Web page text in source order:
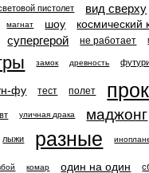
пистолет вид сверху
магнат шоу космический
супергерой не работает
замок древность
фу тест полет
уличная драка маджонг
лыжи разные
комар один на один